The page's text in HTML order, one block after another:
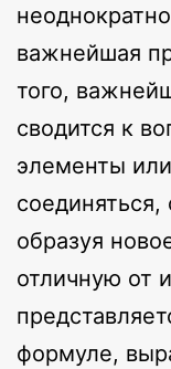
важнейшая
того,
сводится к
элементы
соединяться,
образуя
отличную от
формуле,